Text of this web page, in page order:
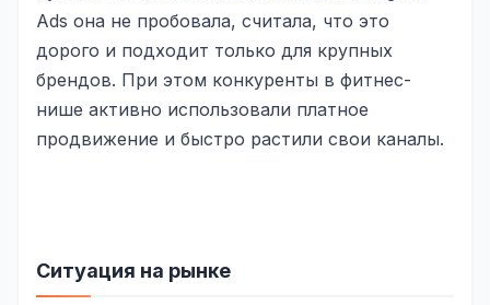
Автоворонки
Бизнес-процессы
SEO-ПРОДВИЖЕНИЕ
Юзабилити-аудит сайта
Ads она не пробовала, считала, что это
дорого и подходит только для крупных
брендов. При этом конкуренты в фитнес-
нише активно использовали платное
продвижение и быстро растили свои каналы.
Ситуация на рынке